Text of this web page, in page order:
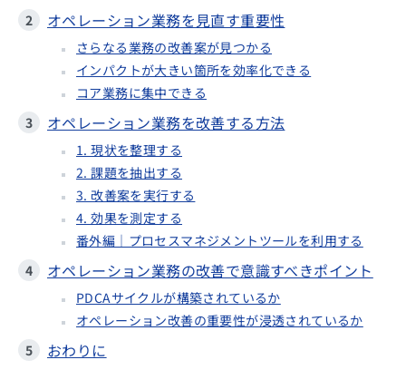
オペレーション業務を見直す重要性
さらなる業務の改善案が見つかる
インパクトが大きい箇所を効率化できる
コア業務に集中できる
オペレーション業務を改善する方法
1. 現状を整理する
2. 課題を抽出する
3. 改善案を実行する
4. 効果を測定する
番外編｜プロセスマネジメントツールを利用する
オペレーション業務の改善で意識すべきポイント
PDCAサイクルが構築されているか
オペレーション改善の重要性が浸透されているか
おわりに